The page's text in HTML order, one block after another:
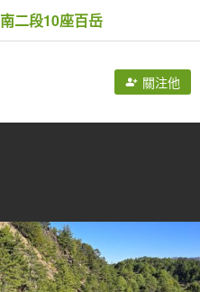
二段10座百岳
關注他